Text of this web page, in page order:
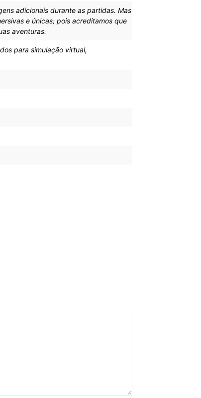
adicionais durante as partidas. Mas
e únicas; pois acreditamos que
aventuras.
para simulação virtual,